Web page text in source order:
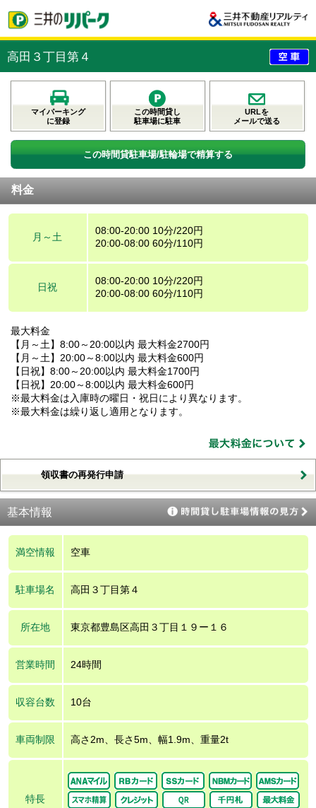
高田３丁目第４
マイパーキング
に登録
この時間貸し
駐車場に駐車
URLを
メールで送る
この時間貸駐車場/駐輪場で精算する
料金
月～土
08:00-20:00 10分/220円
20:00-08:00 60分/110円
日祝
08:00-20:00 10分/220円
20:00-08:00 60分/110円
最大料金
【月～土】8:00～20:00以内 最大料金2700円
【月～土】20:00～8:00以内 最大料金600円
【日祝】8:00～20:00以内 最大料金1700円
【日祝】20:00～8:00以内 最大料金600円
※最大料金は入庫時の曜日・祝日により異なります。
※最大料金は繰り返し適用となります。
領収書の再発行申請
基本情報
満空情報 空車
駐車場名 高田３丁目第４
所在地 東京都豊島区高田３丁目１９ー１６
営業時間 24時間
収容台数 10台
車両制限 高さ2m、長さ5m、幅1.9m、重量2t
特長